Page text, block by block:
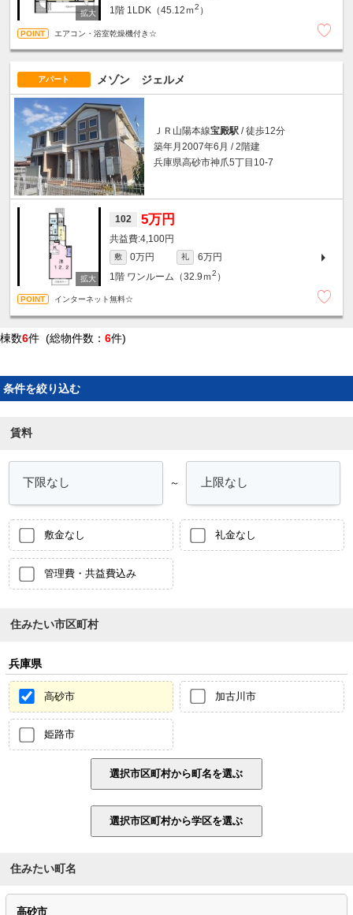
1階 1LDK（45.12ｍ2 ）
エアコン・浴室乾燥機付き☆
アパート メゾン ジェルメ
ＪＲ山陽本線宝殿駅 / 徒歩12分
築年月2007年6月 / 2階建
兵庫県高砂市神爪5丁目10-7
102 5万円
4,100円
敷 0万円 礼
6万円
1階 ワンルーム（32.9ｍ2 ）
インターネット無料☆
棟数6件 (総物件数： 6件)
条件を絞り込む
賃料
～
敷金なし 礼金なし
管理費・共益費込み
住みたい市区町村
兵庫県
高砂市 加古川市
姫路市
住みたい町名
高砂市